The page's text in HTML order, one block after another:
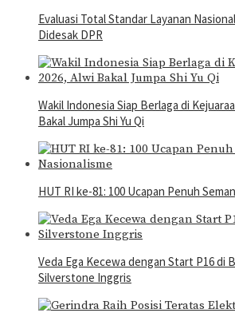
Evaluasi Total Standar Layanan
Didesak DPR
Wakil Indonesia Siap Berlaga di
Bakal Jumpa Shi Yu Qi
HUT RI ke-81: 100 Ucapan Penuh
Veda Ega Kecewa dengan Start P16 di
Silverstone Inggris